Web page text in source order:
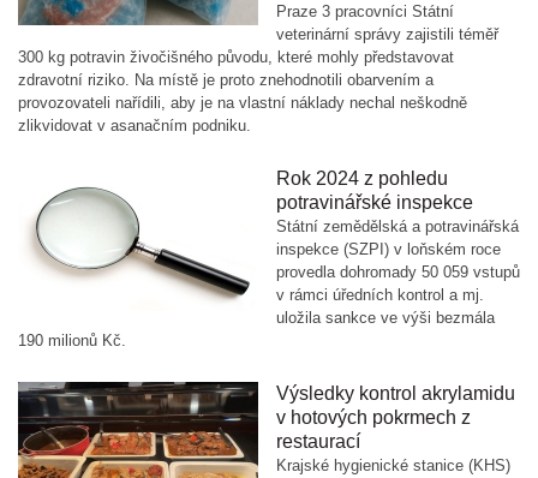
Praze 3 pracovníci Státní
veterinární správy zajistili téměř
300 kg potravin živočišného původu, které mohly představovat
zdravotní riziko. Na místě je proto znehodnotili obarvením a
provozovateli nařídili, aby je na vlastní náklady nechal neškodně
zlikvidovat v asanačním podniku.
Rok 2024 z pohledu
potravinářské inspekce
Státní zemědělská a potravinářská
inspekce (SZPI) v loňském roce
provedla dohromady 50 059 vstupů
v rámci úředních kontrol a mj.
uložila sankce ve výši bezmála
190 milionů Kč.
Výsledky kontrol akrylamidu
v hotových pokrmech z
restaurací
Krajské hygienické stanice (KHS)